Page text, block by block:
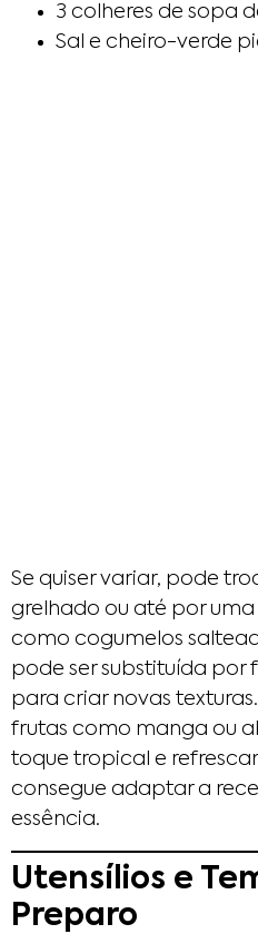
3 colheres de sopa
Sal e cheiro-verde
Se quiser variar, pode
grelhado ou até por
como cogumelos
pode ser substituída por
para criar novas
frutas como manga ou
toque tropical e
consegue adaptar a
essência.
Utensílios e
Preparo